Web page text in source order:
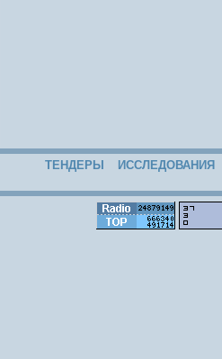
ТЕНДЕРЫ ИССЛЕДОВАНИЯ